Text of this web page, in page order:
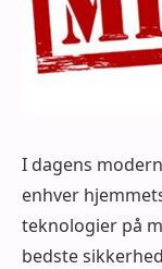
I dagens
enhver
teknologier på
bedste